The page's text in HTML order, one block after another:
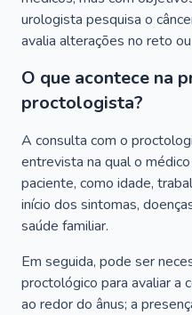
urologista pesquisa o
avalia alterações no reto ou
O que acontece na
proctologista?
A consulta com o
entrevista na qual o
paciente, como idade,
início dos sintomas,
saúde familiar.
Em seguida, pode ser
proctológico para avaliar a
ao redor do ânus; a